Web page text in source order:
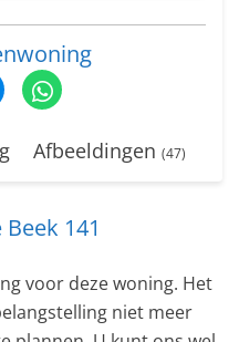
Afbeeldingen (47)
141
voor deze woning. Het
niet meer